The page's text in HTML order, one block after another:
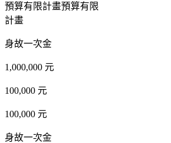
預算有限計畫預算有限
計畫
身故一次金
1,000,000 元
100,000 元
100,000 元
身故一次金